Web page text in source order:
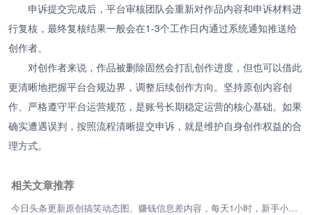
申诉提交完成后，平台审核团队会重新对作品内容和申诉材料进
行复核，最终复核结果一般会在1-3个工作日内通过系统通知推送给
创作者。
对创作者来说，作品被删除固然会打乱创作进度，但也可以借此
更清晰地把握平台合规边界，调整后续创作方向。坚持原创内容创
作、严格遵守平台运营规范，是账号长期稳定运营的核心基础。如果
确实遭遇误判，按照流程清晰提交申诉，就是维护自身创作权益的合
理方式。
相关文章推荐
今日头条更新原创搞笑动态图、赚钱信息差内容，每天1小时，新手小白也能做！